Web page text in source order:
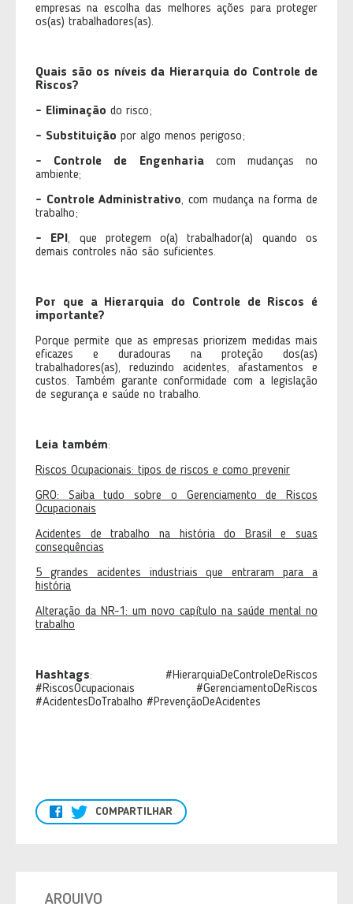
empresas na escolha das melhores ações para proteger
os(as) trabalhadores(as).
Quais são os níveis da Hierarquia do Controle de
Riscos?
- Eliminação do risco;
- Substituição por algo menos perigoso;
- Controle de Engenhariacom mudanças no
ambiente;
- Controle Administrativo, com mudança na forma de
trabalho;
- EPI, que protegem o(a) trabalhador(a) quando os
demais controles não são suficientes.
Por que a Hierarquia do Controle de Riscos é
importante?
Porque permite que as empresas priorizem medidas mais
eficazes e duradouras na proteção dos(as)
trabalhadores(as), reduzindo acidentes, afastamentos e
custos. Também garante conformidade com a legislação
de segurança e saúde no trabalho.
Leia também:
Riscos Ocupacionais: tipos de riscos e como prevenir
GRO: Saiba tudo sobre o Gerenciamento de Riscos
Ocupacionais
Acidentes de trabalho na história do Brasil e suas
consequências
5 grandes acidentes industriais que entraram para a
história
Alteração da NR-1: um novo capítulo na saúde mental no
trabalho
Hashtags: #HierarquiaDeControleDeRiscos
#RiscosOcupacionais #GerenciamentoDeRiscos
#AcidentesDoTrabalho #PrevençãoDeAcidentes
COMPARTILHAR
ARQUIVO